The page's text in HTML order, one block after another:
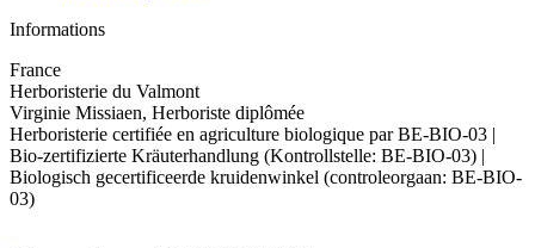
Informations
France
Herboristerie du Valmont
Virginie Missiaen, Herboriste diplômée
Herboristerie certifiée en agriculture biologique par BE-BIO-03 |
Bio-zertifizierte Kräuterhandlung (Kontrollstelle: BE-BIO-03) |
Biologisch gecertificeerde kruidenwinkel (controleorgaan: BE-BIO-
03)